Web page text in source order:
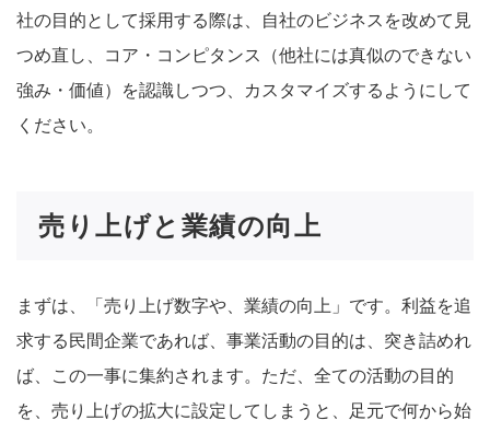
社の目的として採用する際は、自社のビジネスを改めて見
つめ直し、コア・コンピタンス（他社には真似のできない
強み・価値）を認識しつつ、カスタマイズするようにして
ください。
売り上げと業績の向上
まずは、「売り上げ数字や、業績の向上」です。利益を追
求する民間企業であれば、事業活動の目的は、突き詰めれ
ば、この一事に集約されます。ただ、全ての活動の目的
を、売り上げの拡大に設定してしまうと、足元で何から始